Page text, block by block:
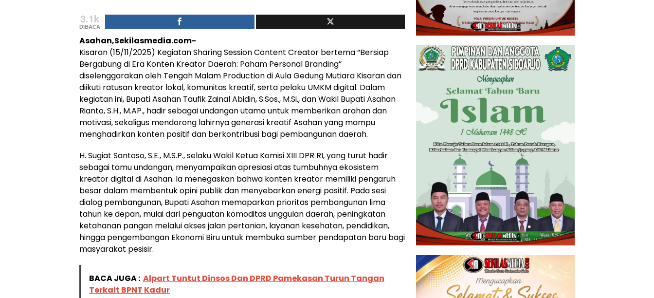
3.1k
DIBACA
Asahan,Sekilasmedia.com-
Kisaran (15/11/2025) Kegiatan Sharing Session Content Creator bertema “Bersiap
Bergabung di Era Konten Kreator Daerah: Paham Personal Branding”
diselenggarakan oleh Tengah Malam Production di Aula Gedung Mutiara Kisaran dan
diikuti ratusan kreator lokal, komunitas kreatif, serta pelaku UMKM digital. Dalam
kegiatan ini, Bupati Asahan Taufik Zainal Abidin, S.Sos., M.Si., dan Wakil Bupati Asahan
Rianto, S.H., M.AP., hadir sebagai undangan utama untuk memberikan arahan dan
motivasi, sekaligus mendorong lahirnya generasi kreatif Asahan yang mampu
menghadirkan konten positif dan berkontribusi bagi pembangunan daerah.
H. Sugiat Santoso, S.E., M.S.P., selaku Wakil Ketua Komisi XIII DPR RI, yang turut hadir
sebagai tamu undangan, menyampaikan apresiasi atas tumbuhnya ekosistem
kreator digital di Asahan. Ia menegaskan bahwa konten kreator memiliki pengaruh
besar dalam membentuk opini publik dan menyebarkan energi positif. Pada sesi
dialog pembangunan, Bupati Asahan memaparkan prioritas pembangunan lima
tahun ke depan, mulai dari penguatan komoditas unggulan daerah, peningkatan
ketahanan pangan melalui akses jalan pertanian, layanan kesehatan, pendidikan,
hingga pengembangan Ekonomi Biru untuk membuka sumber pendapatan baru bagi
masyarakat pesisir.
BACA JUGA : Alpart Tuntut Dinsos Dan DPRD Pamekasan Turun Tangan
Terkait BPNT Kadur